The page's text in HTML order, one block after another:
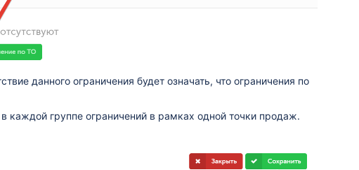
данного ограничения будет означать, что ограничения по
каждой группе ограничений в рамках одной точки продаж.